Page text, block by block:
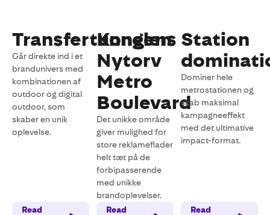
Transfertunnelen
Går direkte ind i et
brandunivers med
kombinationen af
outdoor og digital
outdoor, som
skaber en unik
oplevelse.
Read
Kongens
Nytorv
Metro
Boulevard
Det unikke område
giver mulighed for
store reklameflader
helt tæt på de
forbipasserende
med unikke
brandoplevelser.
Read
Station
Dominer hele
metrostationen og
skab maksimal
kampagneeffekt
med det ultimative
impact-format.
Read